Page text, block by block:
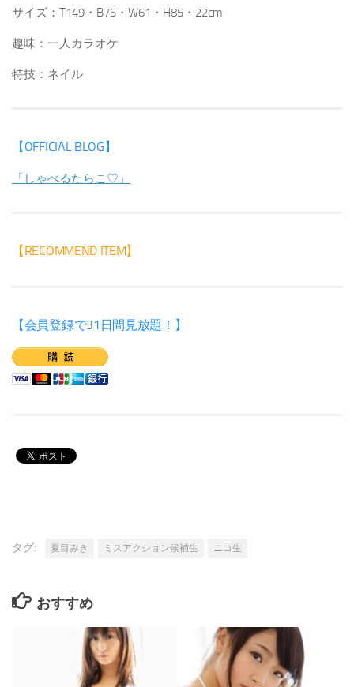
サイズ：T149・B75・W61・H85・22cm
趣味：一人カラオケ
特技：ネイル
【OFFICIAL BLOG】
「しゃべるたらこ♡」
【RECOMMEND ITEM】
【会員登録で31日間見放題！】
タグ: 夏目みき ミスアクション候補生 ニコ生
おすすめ